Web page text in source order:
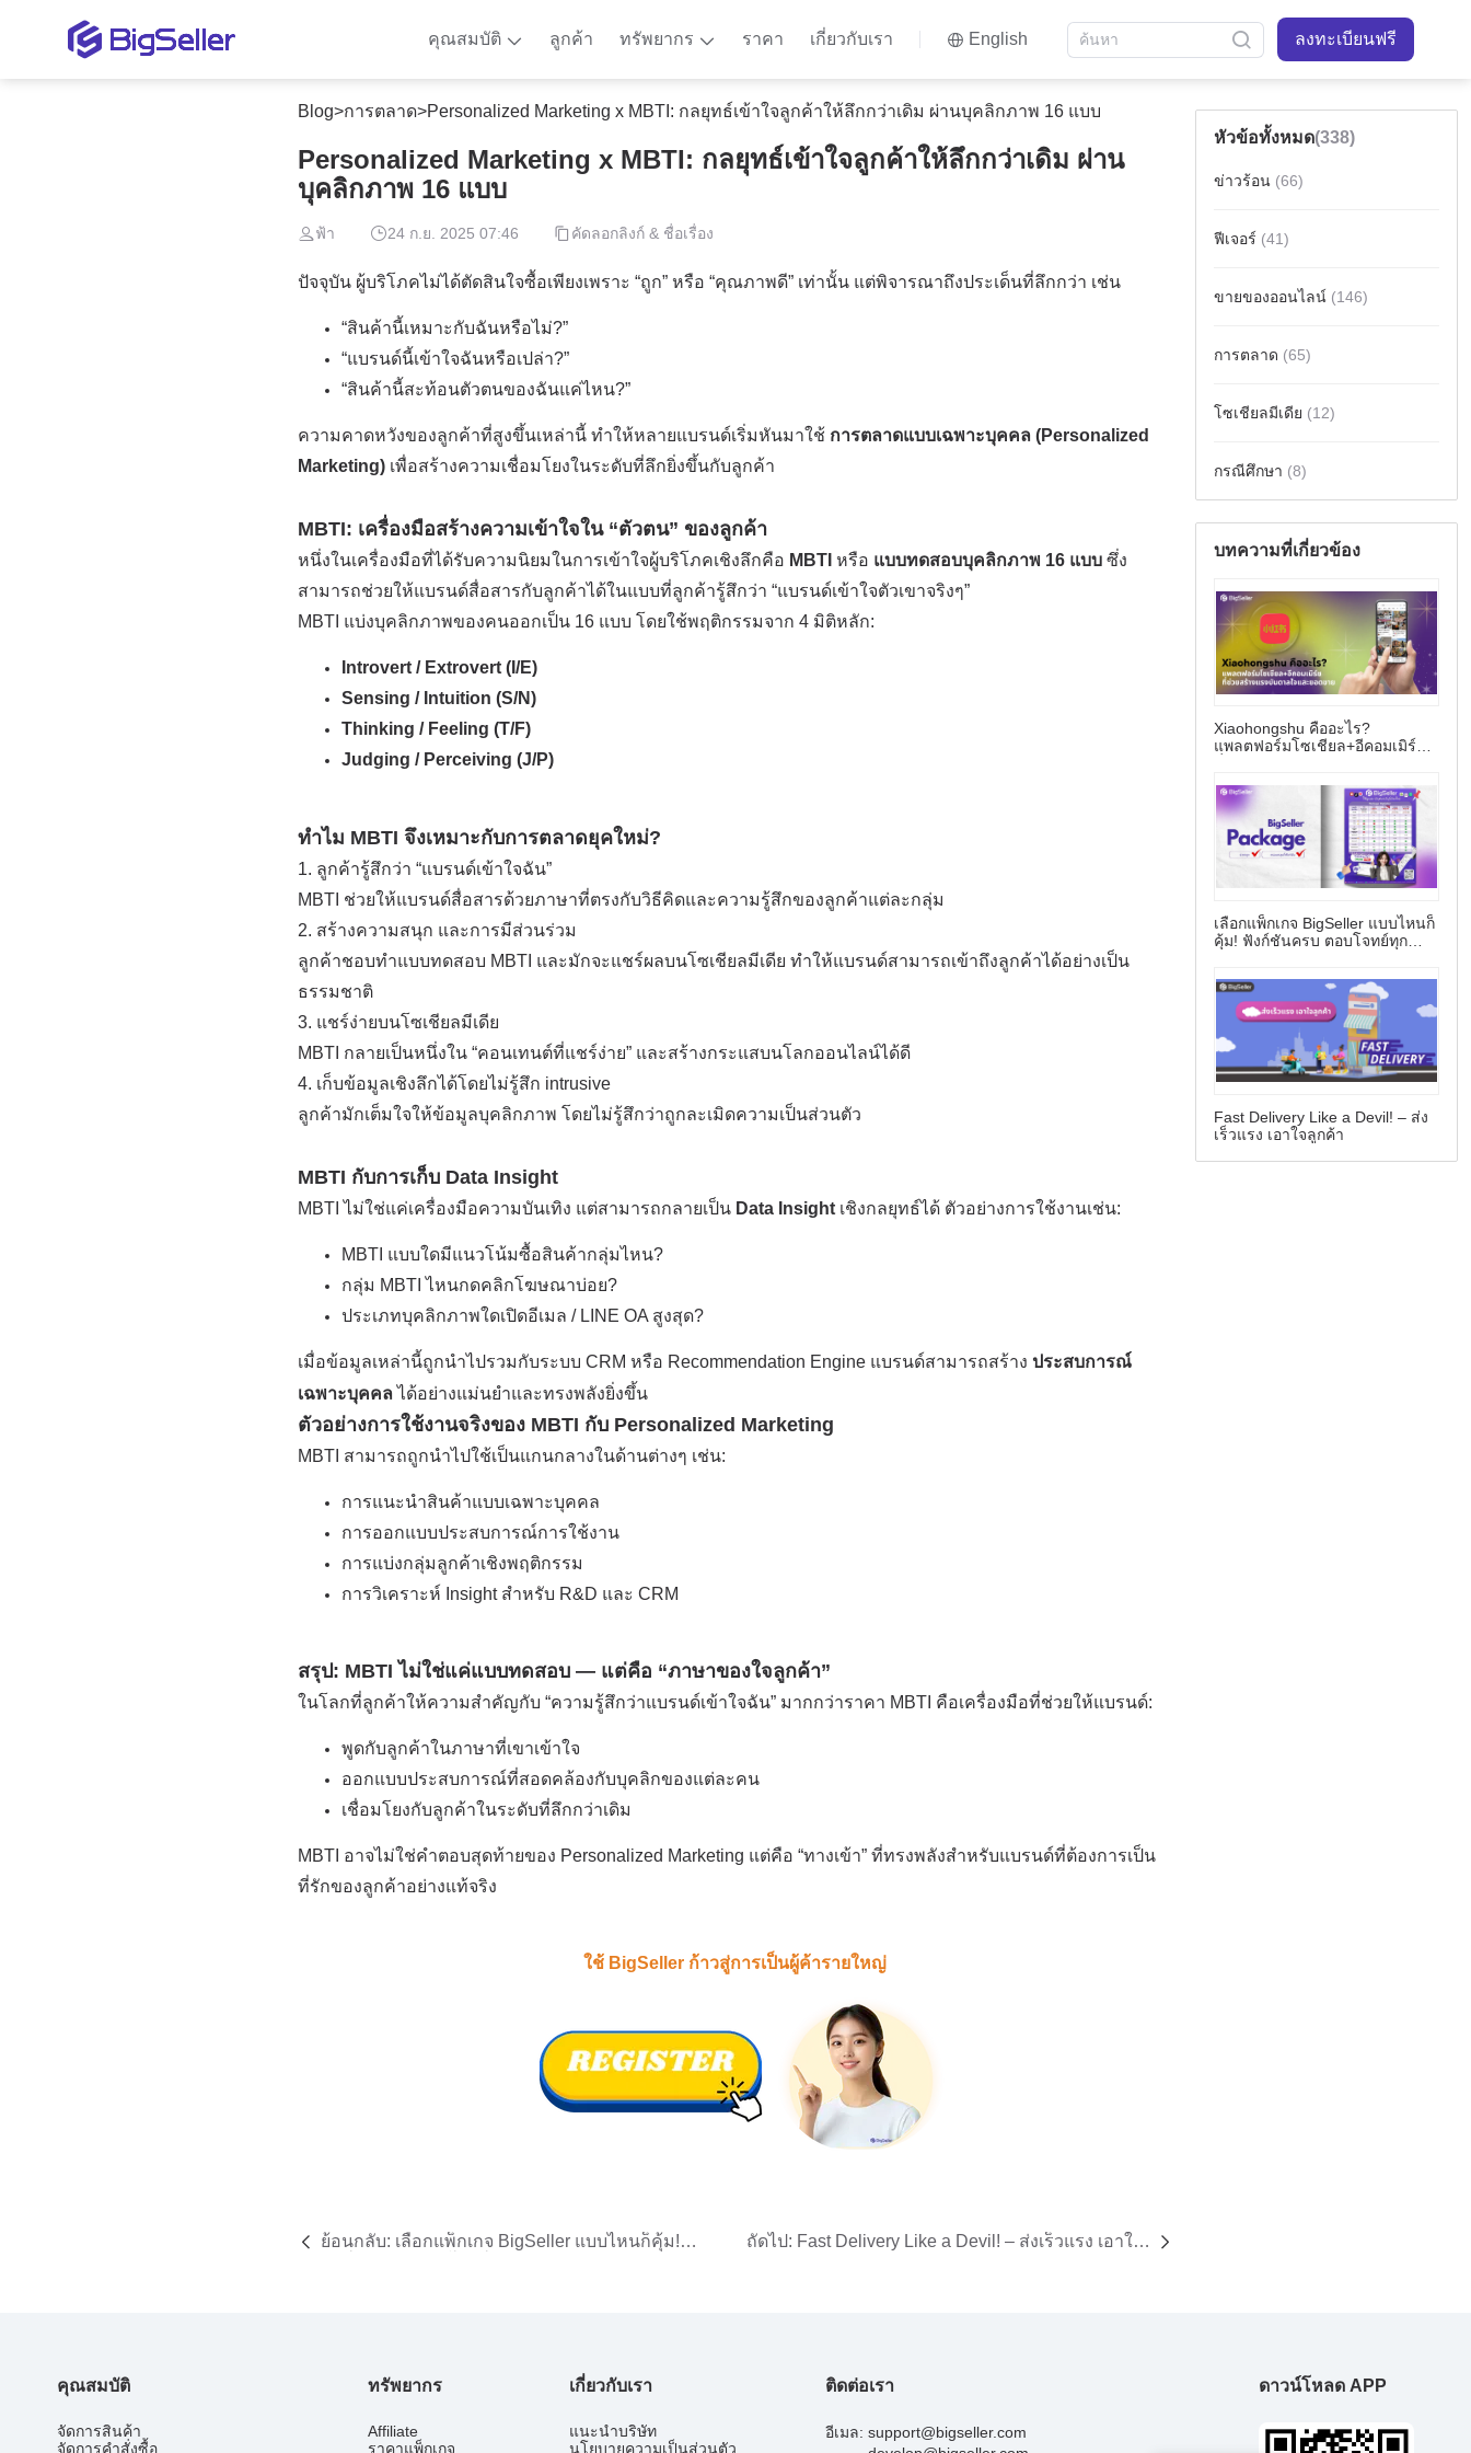
คุณสมบัติ ลูกค้า ทรัพยากร ราคา เกี่ยวกับเรา English ลงทะเบียนฟรี
Blog>การตลาด>Personalized Marketing x MBTI: กลยุทธ์เข้าใจลูกค้าให้ลึกกว่าเดิม ผ่านบุคลิกภาพ 16 แบบ
Personalized Marketing x MBTI: กลยุทธ์เข้าใจลูกค้าให้ลึกกว่าเดิม ผ่าน
บุคลิกภาพ 16 แบบ
ฟ้า 24 ก.ย. 2025 07:46 คัดลอกลิงก์ & ชื่อเรื่อง
ย้อนกลับ: เลือกแพ็กเกจ BigSeller แบบไหนก็คุ้ม!
ถัดไป: Fast Delivery Like a Devil! – ส่งเร็วแรง เอาใจ
หัวข้อทั้งหมด(338)
ข่าวร้อน (66)
ฟีเจอร์ (41)
ขายของออนไลน์ (146)
การตลาด (65)
โซเชียลมีเดีย (12)
กรณีศึกษา (8)
บทความที่เกี่ยวข้อง
Xiaohongshu คืออะไร?
แพลตฟอร์มโซเชียล+อีคอมเมิร์ซ
ขาย
เลือกแพ็กเกจ BigSeller แบบไหนก็
คุ้ม! ฟังก์ชันครบ ตอบโจทย์ทุก
Fast Delivery Like a Devil! – ส่ง
เร็วแรง เอาใจลูกค้า
คุณสมบัติ
จัดการสินค้า
จัดการคำสั่งซื้อ
ทรัพยากร
Affiliate
ราคาแพ็กเกจ
เกี่ยวกับเรา
แนะนำบริษัท
นโยบายความเป็นส่วนตัว
ติดต่อเรา
อีเมล: support@bigseller.com
ดาวน์โหลด APP